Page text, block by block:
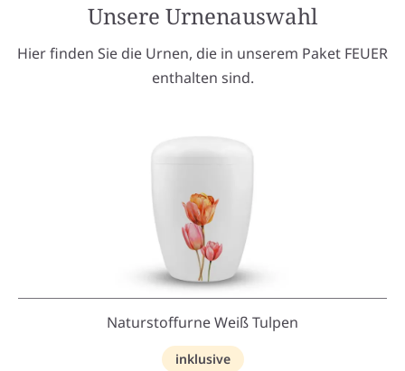
Unsere Urnenauswahl
Hier finden Sie die Urnen, die in unserem Paket FEUER
enthalten sind.
Naturstoffurne Weiß Tulpen
inklusive